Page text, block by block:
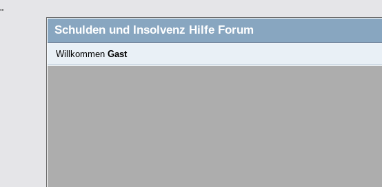
"
Schulden und Insolvenz Hilfe Forum
Willkommen Gast